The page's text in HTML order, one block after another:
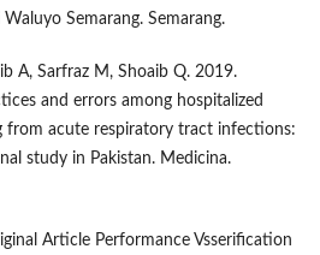
Semarang. Semarang.
A, Sarfraz M, Shoaib Q. 2019.
and errors among hospitalized
from acute respiratory tract infections:
study in Pakistan. Medicina.
Article Performance Vsserification